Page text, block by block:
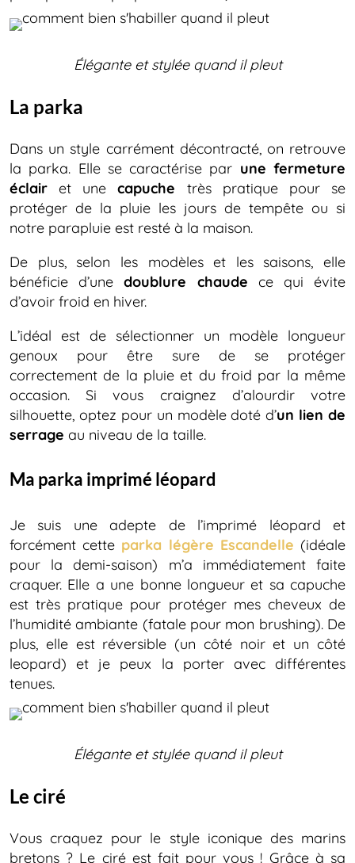
Élégante et stylée quand il pleut
La parka
Dans un style carrément décontracté, on retrouve
la parka. Elle se caractérise par une fermeture
éclair et unecapuche très pratique pour se
protéger de la pluie les jours de tempête ou si
notre parapluie est resté à la maison.
De plus, selon les modèles et les saisons, elle
bénéficie d’unedoublure chaude ce qui évite
d’avoir froid en hiver.
L’idéal est de sélectionner un modèle longueur
genoux pour être sure de se protéger
correctement de la pluie et du froid par la même
occasion. Si vous craignez d’alourdir votre
silhouette, optez pour un modèle doté d’un lien de
serrage au niveau de la taille.
Ma parka imprimé léopard
Je suis une adepte de l’imprimé léopard et
forcément cette parka légère Escandelle (idéale
pour la demi-saison) m’a immédiatement faite
craquer. Elle a une bonne longueur et sa capuche
est très pratique pour protéger mes cheveux de
l’humidité ambiante (fatale pour mon brushing). De
plus, elle est réversible (un côté noir et un côté
leopard) et je peux la porter avec différentes
tenues.
Élégante et stylée quand il pleut
Le ciré
Vous craquez pour le style iconique des marins
bretons ? Le ciré est fait pour vous ! Grâce à sa